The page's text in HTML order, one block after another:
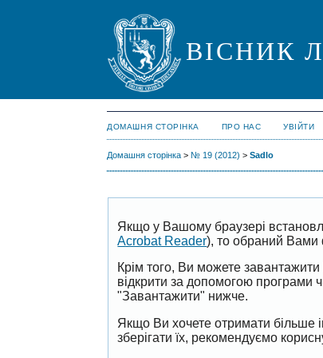
ВІСНИК
ДОМАШНЯ СТОРІНКА ПРО НАС УВІЙТИ
Домашня сторінка > № 19 (2012) >Sadlo
Якщо у Вашому браузері
Acrobat Reader), то обраний Вами
Крім того, Ви можете
відкрити за допомогою програми
"Завантажити" нижче.
Якщо Ви хочете отримати більше
зберігати їх, рекомендуємо